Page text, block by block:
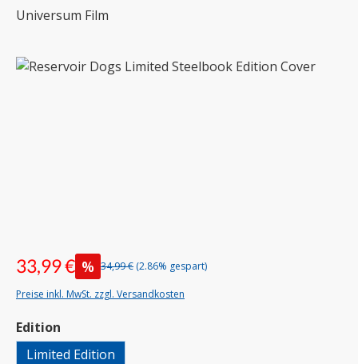
Universum Film
Bildergalerie überspringen
33,99 € % 34,99 € (2.86% gespart)
Preise inkl. MwSt. zzgl. Versandkosten
Edition
Limited Edition